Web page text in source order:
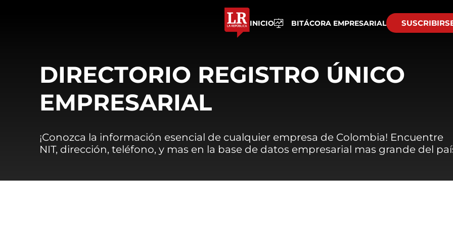
INICIO BITÁCORA EMPRESARIAL
DIRECTORIO REGISTRO ÚNICO
EMPRESARIAL
¡Conozca la información esencial de cualquier empresa de Colombia! Encuentre
NIT, dirección, teléfono, y mas en la base de datos empresarial mas grande del